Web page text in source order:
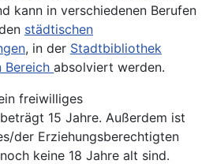
kann in verschiedenen Berufen
städtischen
, in der Stadtbibliothek
Bereich absolviert werden.
freiwilliges
15 Jahre. Außerdem ist
der Erziehungsberechtigten
keine 18 Jahre alt sind.